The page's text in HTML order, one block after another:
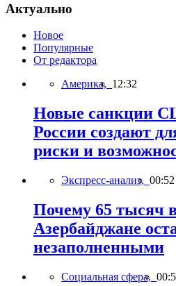
Актуально
Новое
Популярные
От редактора
Америка, 12:32
Новые санкции
России создают
риски и
Экспресс-анализ, 00:52
Почему 65 тысяч
Азербайджане
незаполненными
Социальная сфера,